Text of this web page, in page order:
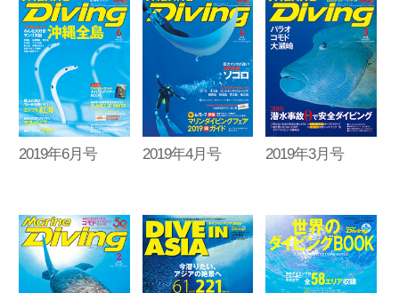
2019年6月号 2019年4月号 2019年3月号